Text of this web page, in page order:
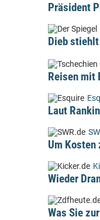
Präsident
Dieb
Reisen mit
Laut
Um Kosten
Wieder
Was Sie